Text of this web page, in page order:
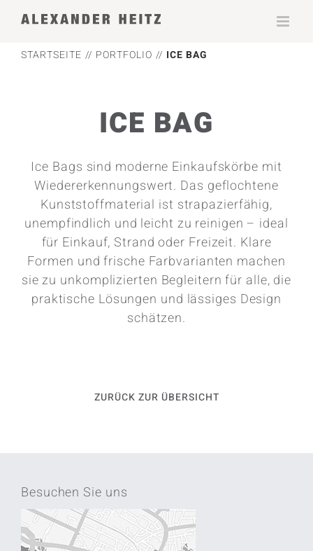
Inhalt
springen
STARTSEITE PORTFOLIO ICE BAG
ICE BAG
Ice Bags sind moderne Einkaufskörbe mit
Wiedererkennungswert. Das geflochtene
Kunststoffmaterial ist strapazierfähig,
unempfindlich und leicht zu reinigen – ideal
für Einkauf, Strand oder Freizeit. Klare
Formen und frische Farbvarianten machen
sie zu unkomplizierten Begleitern für alle, die
praktische Lösungen und lässiges Design
schätzen.
ZURÜCK ZUR ÜBERSICHT
Besuchen Sie uns